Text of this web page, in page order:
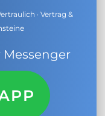
· Vertrag &
Messenger